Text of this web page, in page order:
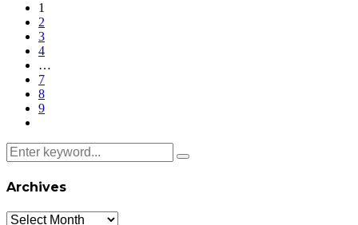
1
2
3
4
…
7
8
9
Archives
Archives